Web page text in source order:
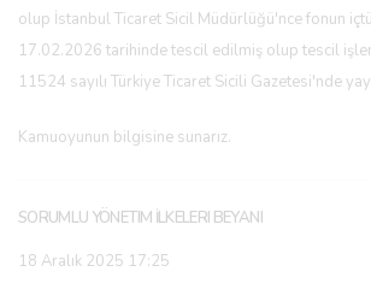
olup İstanbul Ticaret Sicil Müdürlüğü'nce fonun
17.02.2026 tarihinde tescil edilmiş olup tescil
11524 sayılı Türkiye Ticaret Sicili Gazetesi'nde
Kamuoyunun bilgisine sunarız.
SORUMLU YÖNETIM İLKELERI BEYANI
18 Aralık 2025 17:25